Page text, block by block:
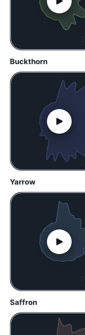
Buckthorn
Yarrow
Saffron